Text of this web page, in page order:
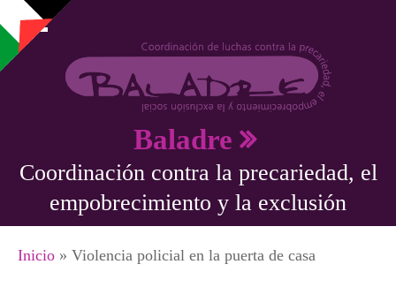
Pasar al contenido principal
Baladre
Coordinación contra la precariedad, el
empobrecimiento y la exclusión
Se encuentra usted aquí
Inicio » Violencia policial en la puerta de casa